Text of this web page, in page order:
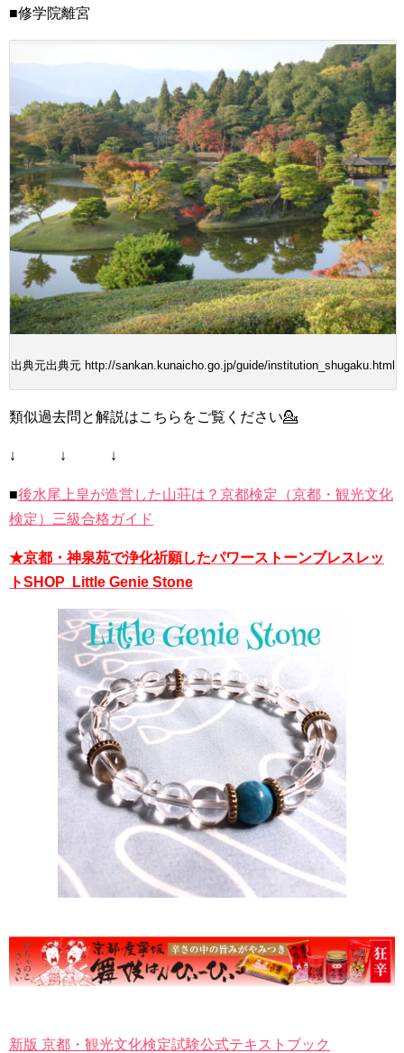
■修学院離宮
出典元出典元 http://sankan.kunaicho.go.jp/guide/institution_shugaku.html
類似過去問と解説はこちらをご覧ください💁
↓ ↓ ↓
■後水尾上皇が造営した山荘は？京都検定（京都・観光文化
検定）三級合格ガイド
★京都・神泉苑で浄化祈願したパワーストーンブレスレッ
トSHOP Little Genie Stone
新版 京都・観光文化検定試験公式テキストブック